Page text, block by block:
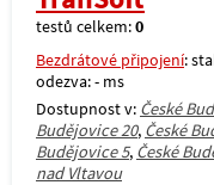
testů celkem:0
Bezdrátové připojení:
odezva: - ms
Dostupnost v: České
Budějovice 20, České
Budějovice 5, České
nad Vltavou